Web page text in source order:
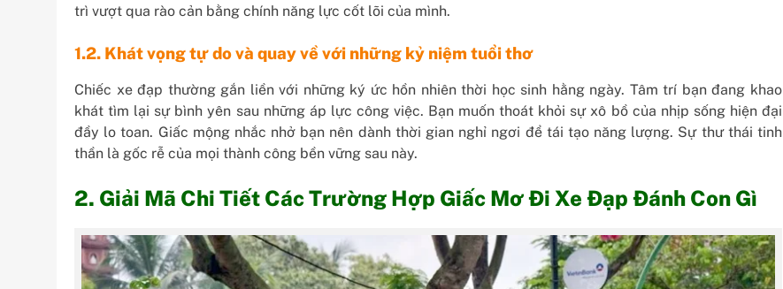
trì vượt qua rào cản bằng chính năng lực cốt lõi của mình.
1.2. Khát vọng tự do và quay về với những kỷ niệm tuổi thơ
Chiếc xe đạp thường gắn liền với những ký ức hồn nhiên thời học sinh hằng ngày. Tâm trí bạn đang khao
khát tìm lại sự bình yên sau những áp lực công việc. Bạn muốn thoát khỏi sự xô bồ của nhịp sống hiện đại
đầy lo toan. Giấc mộng nhắc nhở bạn nên dành thời gian nghỉ ngơi để tái tạo năng lượng. Sự thư thái tinh
thần là gốc rễ của mọi thành công bền vững sau này.
2. Giải Mã Chi Tiết Các Trường Hợp Giấc Mơ Đi Xe Đạp Đánh Con Gì